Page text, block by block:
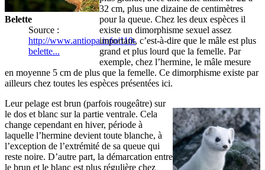
Belette
Source :
http://www.antiopa.info/110-
belette...
32 cm, plus une dizaine de centimètres
pour la queue. Chez les deux espèces il
existe un dimorphisme sexuel assez
important, c’est-à-dire que le mâle est plus
grand et plus lourd que la femelle. Par
exemple, chez l’hermine, le mâle mesure
en moyenne 5 cm de plus que la femelle. Ce dimorphisme existe par
ailleurs chez toutes les espèces présentées ici.
Leur pelage est brun (parfois rougeâtre) sur
le dos et blanc sur la partie ventrale. Cela
change cependant en hiver, période à
laquelle l’hermine devient toute blanche, à
l’exception de l’extrémité de sa queue qui
reste noire. D’autre part, la démarcation entre
le brun et le blanc est plus régulière chez